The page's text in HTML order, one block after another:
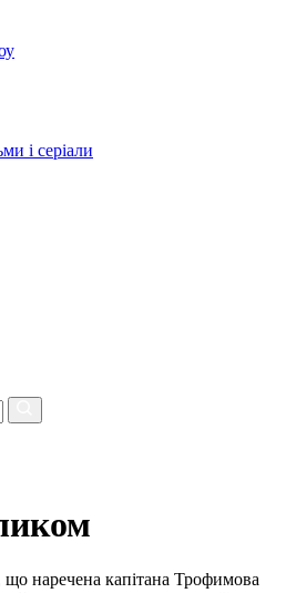
і серіали
що наречена капітана Трофимова